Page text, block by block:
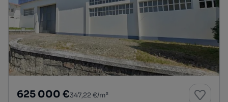
625 000 €347,22 €/m²